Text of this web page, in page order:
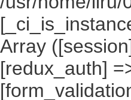
Array
[redux_auth]